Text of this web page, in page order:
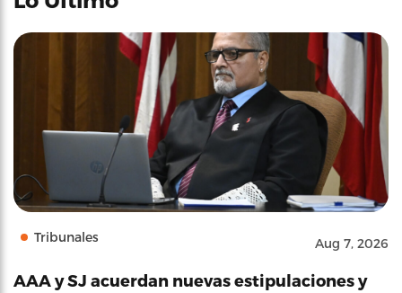
Tribunales Aug 7, 2026
AAA y SJ acuerdan nuevas estipulaciones y